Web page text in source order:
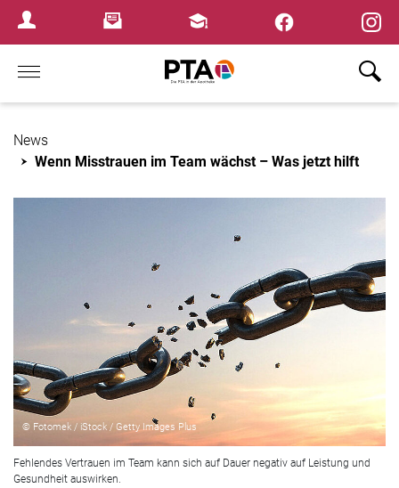
Login MenuNewsletterFortbildungen
Home
News
Wenn Misstrauen im Team wächst – Was jetzt hilft
© Fotomek / iStock / Getty Images Plus
Fehlendes Vertrauen im Team kann sich auf Dauer negativ auf Leistung und
Gesundheit auswirken.
×